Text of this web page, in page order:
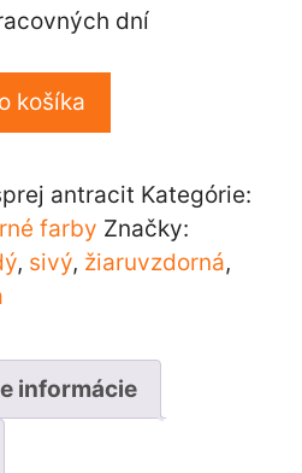
dní
košíka
antracit Kategórie:
farby Značky:
, sivý, žiaruvzdorná,
informácie